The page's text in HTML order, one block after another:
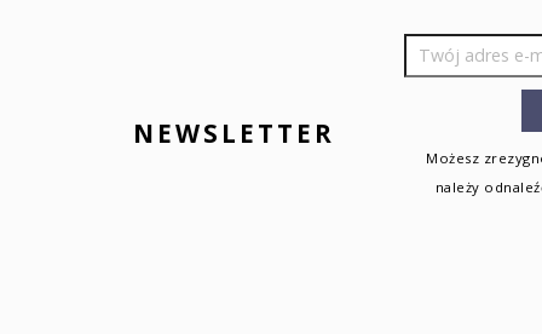
NEWSLETTER
Możesz
należy